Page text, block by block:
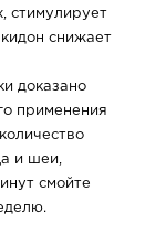
стимулирует
снижает
доказано
применения
и шеи,
смойте